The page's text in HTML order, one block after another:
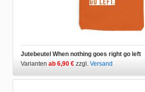
Jutebeutel When nothing goes right go left
Varianten ab 6,90 € zzgl. Versand